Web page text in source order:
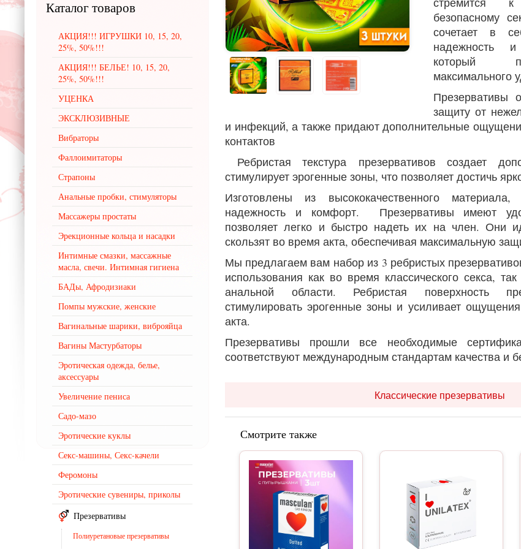
безопасному
сочетает в
надежность
который
максимального
Презервативы
защиту от
и инфекций, а также придают дополнительные
контактов
Ребристая текстура презервативов создает
стимулирует эрогенные зоны, что позволяет достичь
Изготовлены из высококачественного материала,
надежность и комфорт. Презервативы имеют
позволяет легко и быстро надеть их на член. Они
скользят во время акта, обеспечивая максимальную
Мы предлагаем вам набор из 3 ребристых
использования как во время классического секса,
анальной области. Ребристая поверхность
стимулировать эрогенные зоны и усиливает
акта.
Презервативы прошли все необходимые
соответствуют международным стандартам качества и
Классические презервативы
Смотрите также
Каталог товаров
АКЦИЯ!!! ИГРУШКИ 10, 15, 20,
25%, 50%!!!
АКЦИЯ!!! БЕЛЬЕ! 10, 15, 20,
25%, 50%!!!
УЦЕНКА
ЭКСКЛЮЗИВНЫЕ
Вибраторы
Фаллоимитаторы
Страпоны
Анальные пробки, стимуляторы
Массажеры простаты
Эрекционные кольца и насадки
Интимные смазки, массажные
масла, свечи. Интимная гигиена
БАДы, Афродизиаки
Помпы мужские, женские
Вагинальные шарики, виброяйца
Вагины Мастурбаторы
Эротическая одежда, белье,
аксессуары
Увеличение пениса
Садо-мазо
Эротические куклы
Секс-машины, Секс-качели
Феромоны
Эротические сувениры, приколы
Презервативы
Полиуретановые презервативы